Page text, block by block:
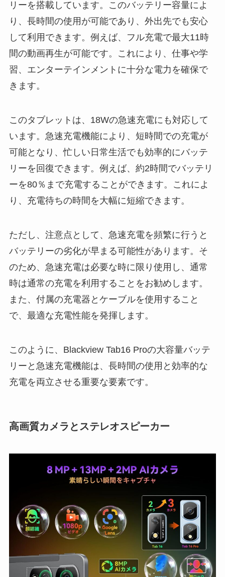
リーを搭載しています。このバッテリー容量によ
り、長時間の使用が可能であり、外出先でも安心
して利用できます。例えば、フル充電で最大11時
間の動画再生が可能です。これにより、仕事や学
習、エンターテインメントに十分な電力を確保で
きます。
このタブレットは、18Wの急速充電にも対応して
います。急速充電機能により、短時間での充電が
可能となり、忙しい日常生活でも効率的にバッテ
リーを回復できます。例えば、約2時間でバッテリ
ーを80％まで充電することができます。これによ
り、充電待ちの時間を大幅に短縮できます。
ただし、注意点として、急速充電を頻繁に行うと
バッテリーの劣化が早まる可能性があります。そ
のため、急速充電は必要な時に限り使用し、通常
時は通常の充電を利用することをお勧めします。
また、付属の充電器とケーブルを使用すること
で、最適な充電性能を発揮します。
このように、Blackview Tab16 Proの大容量バッテ
リーと急速充電機能は、長時間の使用と効率的な
充電を両立させる重要な要素です。
高画質カメラとステレオスピーカー